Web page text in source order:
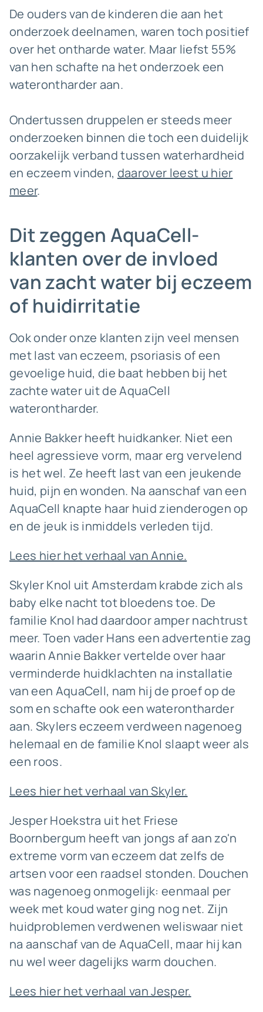
De ouders van de kinderen die aan het
onderzoek deelnamen, waren toch positief
over het ontharde water. Maar liefst 55%
van hen schafte na het onderzoek een
waterontharder aan.
Ondertussen druppelen er steeds meer
onderzoeken binnen die toch een duidelijk
oorzakelijk verband tussen waterhardheid
en eczeem vinden, daarover leest u hier
meer.
Dit zeggen AquaCell-
klanten over de invloed
van zacht water bij eczeem
of huidirritatie
Ook onder onze klanten zijn veel mensen
met last van eczeem, psoriasis of een
gevoelige huid, die baat hebben bij het
zachte water uit de AquaCell
waterontharder.
Annie Bakker heeft huidkanker. Niet een
heel agressieve vorm, maar erg vervelend
is het wel. Ze heeft last van een jeukende
huid, pijn en wonden. Na aanschaf van een
AquaCell knapte haar huid zienderogen op
en de jeuk is inmiddels verleden tijd.
Lees hier het verhaal van Annie.
Skyler Knol uit Amsterdam krabde zich als
baby elke nacht tot bloedens toe. De
familie Knol had daardoor amper nachtrust
meer. Toen vader Hans een advertentie zag
waarin Annie Bakker vertelde over haar
verminderde huidklachten na installatie
van een AquaCell, nam hij de proef op de
som en schafte ook een waterontharder
aan. Skylers eczeem verdween nagenoeg
helemaal en de familie Knol slaapt weer als
een roos.
Lees hier het verhaal van Skyler.
Jesper Hoekstra uit het Friese
Boornbergum heeft van jongs af aan zo'n
extreme vorm van eczeem dat zelfs de
artsen voor een raadsel stonden. Douchen
was nagenoeg onmogelijk: eenmaal per
week met koud water ging nog net. Zijn
huidproblemen verdwenen weliswaar niet
na aanschaf van de AquaCell, maar hij kan
nu wel weer dagelijks warm douchen.
Lees hier het verhaal van Jesper.